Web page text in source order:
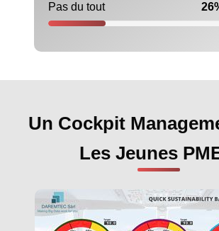
Pas du tout
Un Cockpit
Les Jeunes